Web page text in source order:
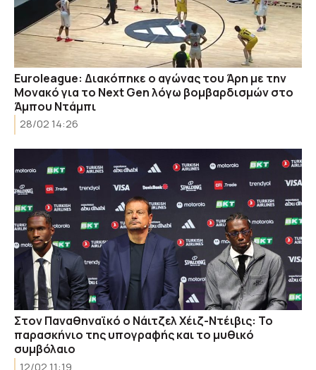
Euroleague: Διακόπηκε ο αγώνας του Άρη με την
Μονακό για το Next Gen λόγω βομβαρδισμών στο
Άμπου Ντάμπι
28/02 14:26
Στον Παναθηναϊκό ο Νάιτζελ Χέιζ-Ντέιβις: Το
παρασκήνιο της υπογραφής και το μυθικό
συμβόλαιο
12/02 11:19